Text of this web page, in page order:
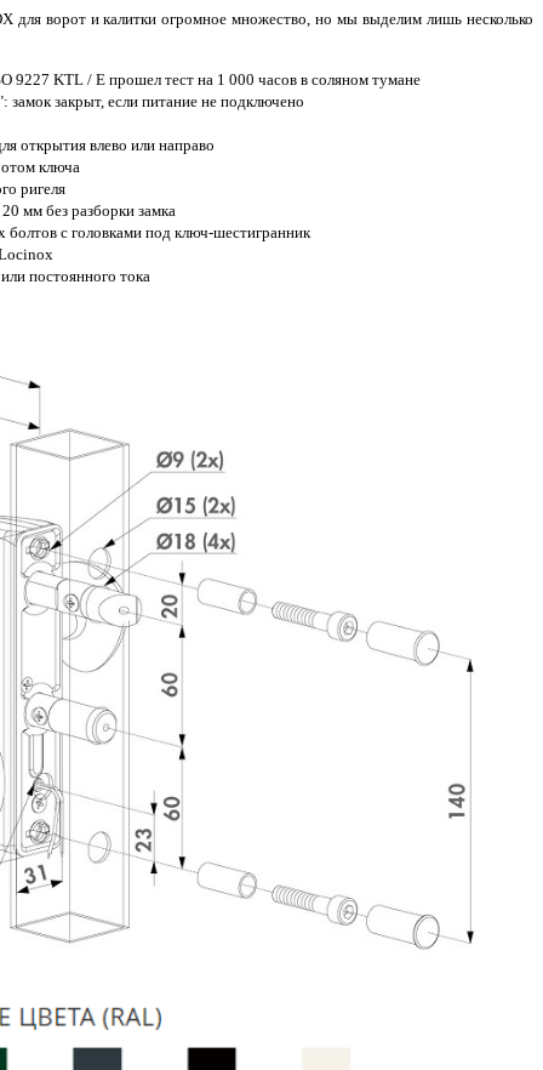
для ворот и калитки огромное множество, но мы выделим лишь несколько
9227 KTL / Е прошел тест на 1 000 часов в соляном тумане
закрыт, если питание не подключено
открытия влево или направо
ключа
ригеля
мм без разборки замка
с головками под ключ-шестигранник
постоянного тока